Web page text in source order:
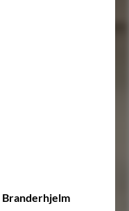
Branderhjelm